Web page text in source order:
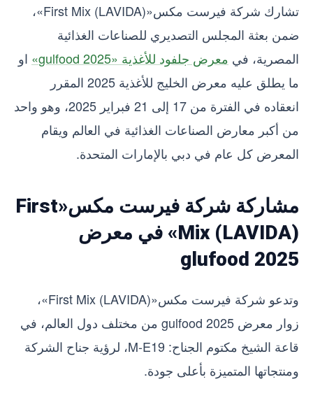
تشارك شركة فيرست مكس«First Mix (LAVIDA)»،
ضمن بعثة المجلس التصديري للصناعات الغذائية
المصرية، في معرض جلفود للأغذية «gulfood 2025»
او
ما يطلق عليه معرض الخليج للأغذية 2025 المقرر
انعقاده في الفترة من 17 إلى 21 فبراير 2025، وهو واحد
من أكبر معارض الصناعات الغذائية في العالم ويقام
المعرض كل عام في دبي بالإمارات المتحدة.
مشاركة شركة فيرست مكس«First
Mix (LAVIDA)» في معرض
glufood 2025
وتدعو شركة فيرست مكس«First Mix (LAVIDA)»،
زوار معرض gulfood 2025 من مختلف دول العالم، في
قاعة الشيخ مكتوم الجناح: M-E19، لرؤية جناح الشركة
ومنتجاتها المتميزة بأعلى جودة.